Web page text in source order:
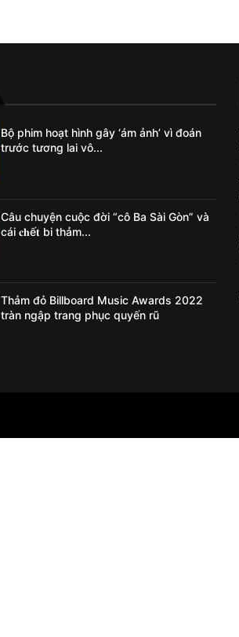
Bộ phim hoạt hình gây ‘ám ảnh’ vì đoán
trước tương lai vô...
Câu chuyện cuộc đời “cô Ba Sài Gòn” và
cái 𝐜𝐡ế𝐭 bi thảm...
Thảm đỏ Billboard Music Awards 2022
tràn ngập trang phục quyến rũ